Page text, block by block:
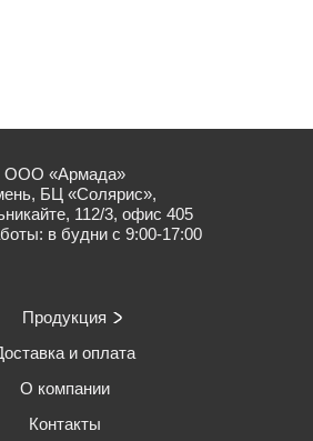
ООО «Армада»
БЦ «Солярис»,
112/3, офис 405
в будни с 9:00-17:00
Продукция
и оплата
О компании
Контакты